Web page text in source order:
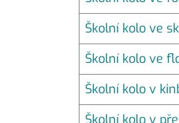
Školní kolo ve
Školní kolo ve
Školní kolo v
Školní kolo v